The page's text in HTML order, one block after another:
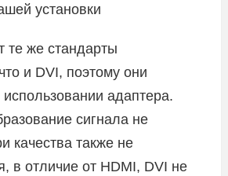
установки
те же стандарты
и DVI, поэтому они
адаптера.
сигнала не
качества также не
в отличие от HDMI, DVI не